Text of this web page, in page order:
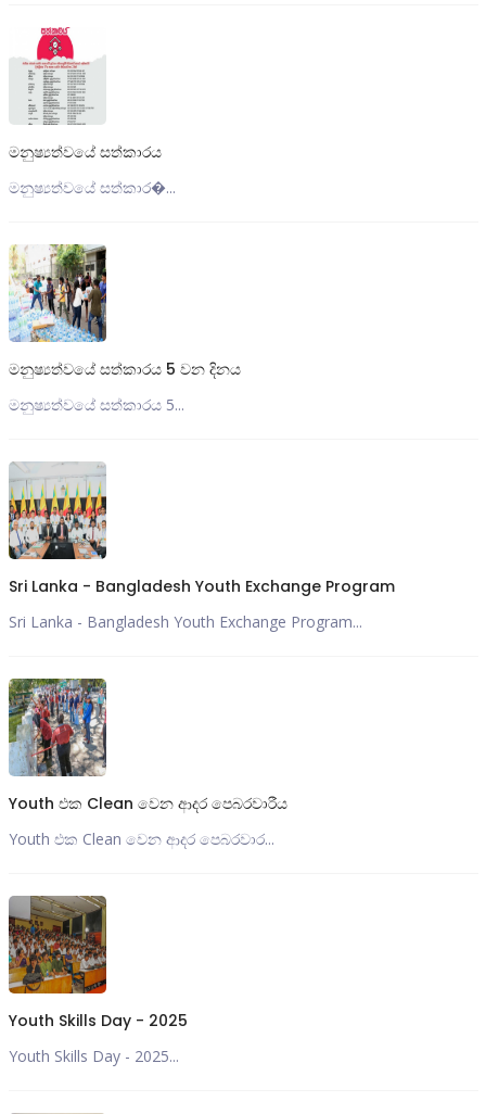
මනුෂ්‍යත්වයේ සත්කාරය
මනුෂ්‍යත්වයේ සත්කාර�...
මනුෂ්‍යත්වයේ සත්කාරය 5 වන දිනය
මනුෂ්‍යත්වයේ සත්කාරය 5...
Sri Lanka - Bangladesh Youth Exchange Program
Sri Lanka - Bangladesh Youth Exchange Program...
Youth එක Clean වෙන ආදර පෙබරවාරීය
Youth එක Clean වෙන ආදර පෙබරවාර...
Youth Skills Day - 2025
Youth Skills Day - 2025...